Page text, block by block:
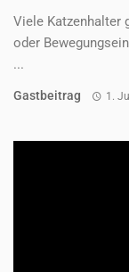
Viele Katzenhalter
oder
...
Gastbeitrag 1.